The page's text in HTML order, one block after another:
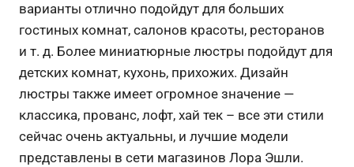
варианты отлично подойдут для больших
гостиных комнат, салонов красоты, ресторанов
и т. д. Более миниатюрные люстры подойдут для
детских комнат, кухонь, прихожих. Дизайн
люстры также имеет огромное значение —
классика, прованс, лофт, хай тек – все эти стили
сейчас очень актуальны, и лучшие модели
представлены в сети магазинов Лора Эшли.